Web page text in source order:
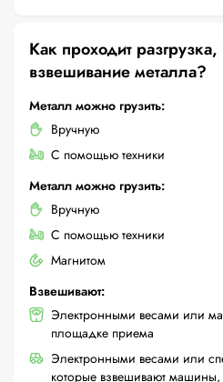
Как проходит разгрузка,
взвешивание металла?
Металл можно грузить:
Вручную
С помощью техники
Металл можно грузить:
Вручную
С помощью техники
Магнитом
Взвешивают:
Электронными весами или
площадке приема
Электронными весами или
которые взвешивают машины,